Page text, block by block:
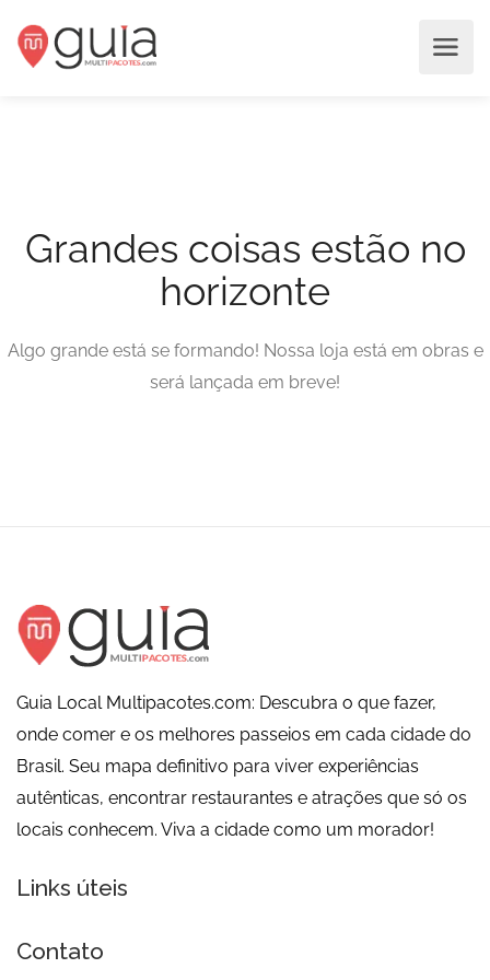
Grandes coisas estão no
horizonte
Algo grande está se formando! Nossa loja está em obras e
será lançada em breve!
Guia Local Multipacotes.com: Descubra o que fazer,
onde comer e os melhores passeios em cada cidade do
Brasil. Seu mapa definitivo para viver experiências
autênticas, encontrar restaurantes e atrações que só os
locais conhecem. Viva a cidade como um morador!
Links úteis
Contato